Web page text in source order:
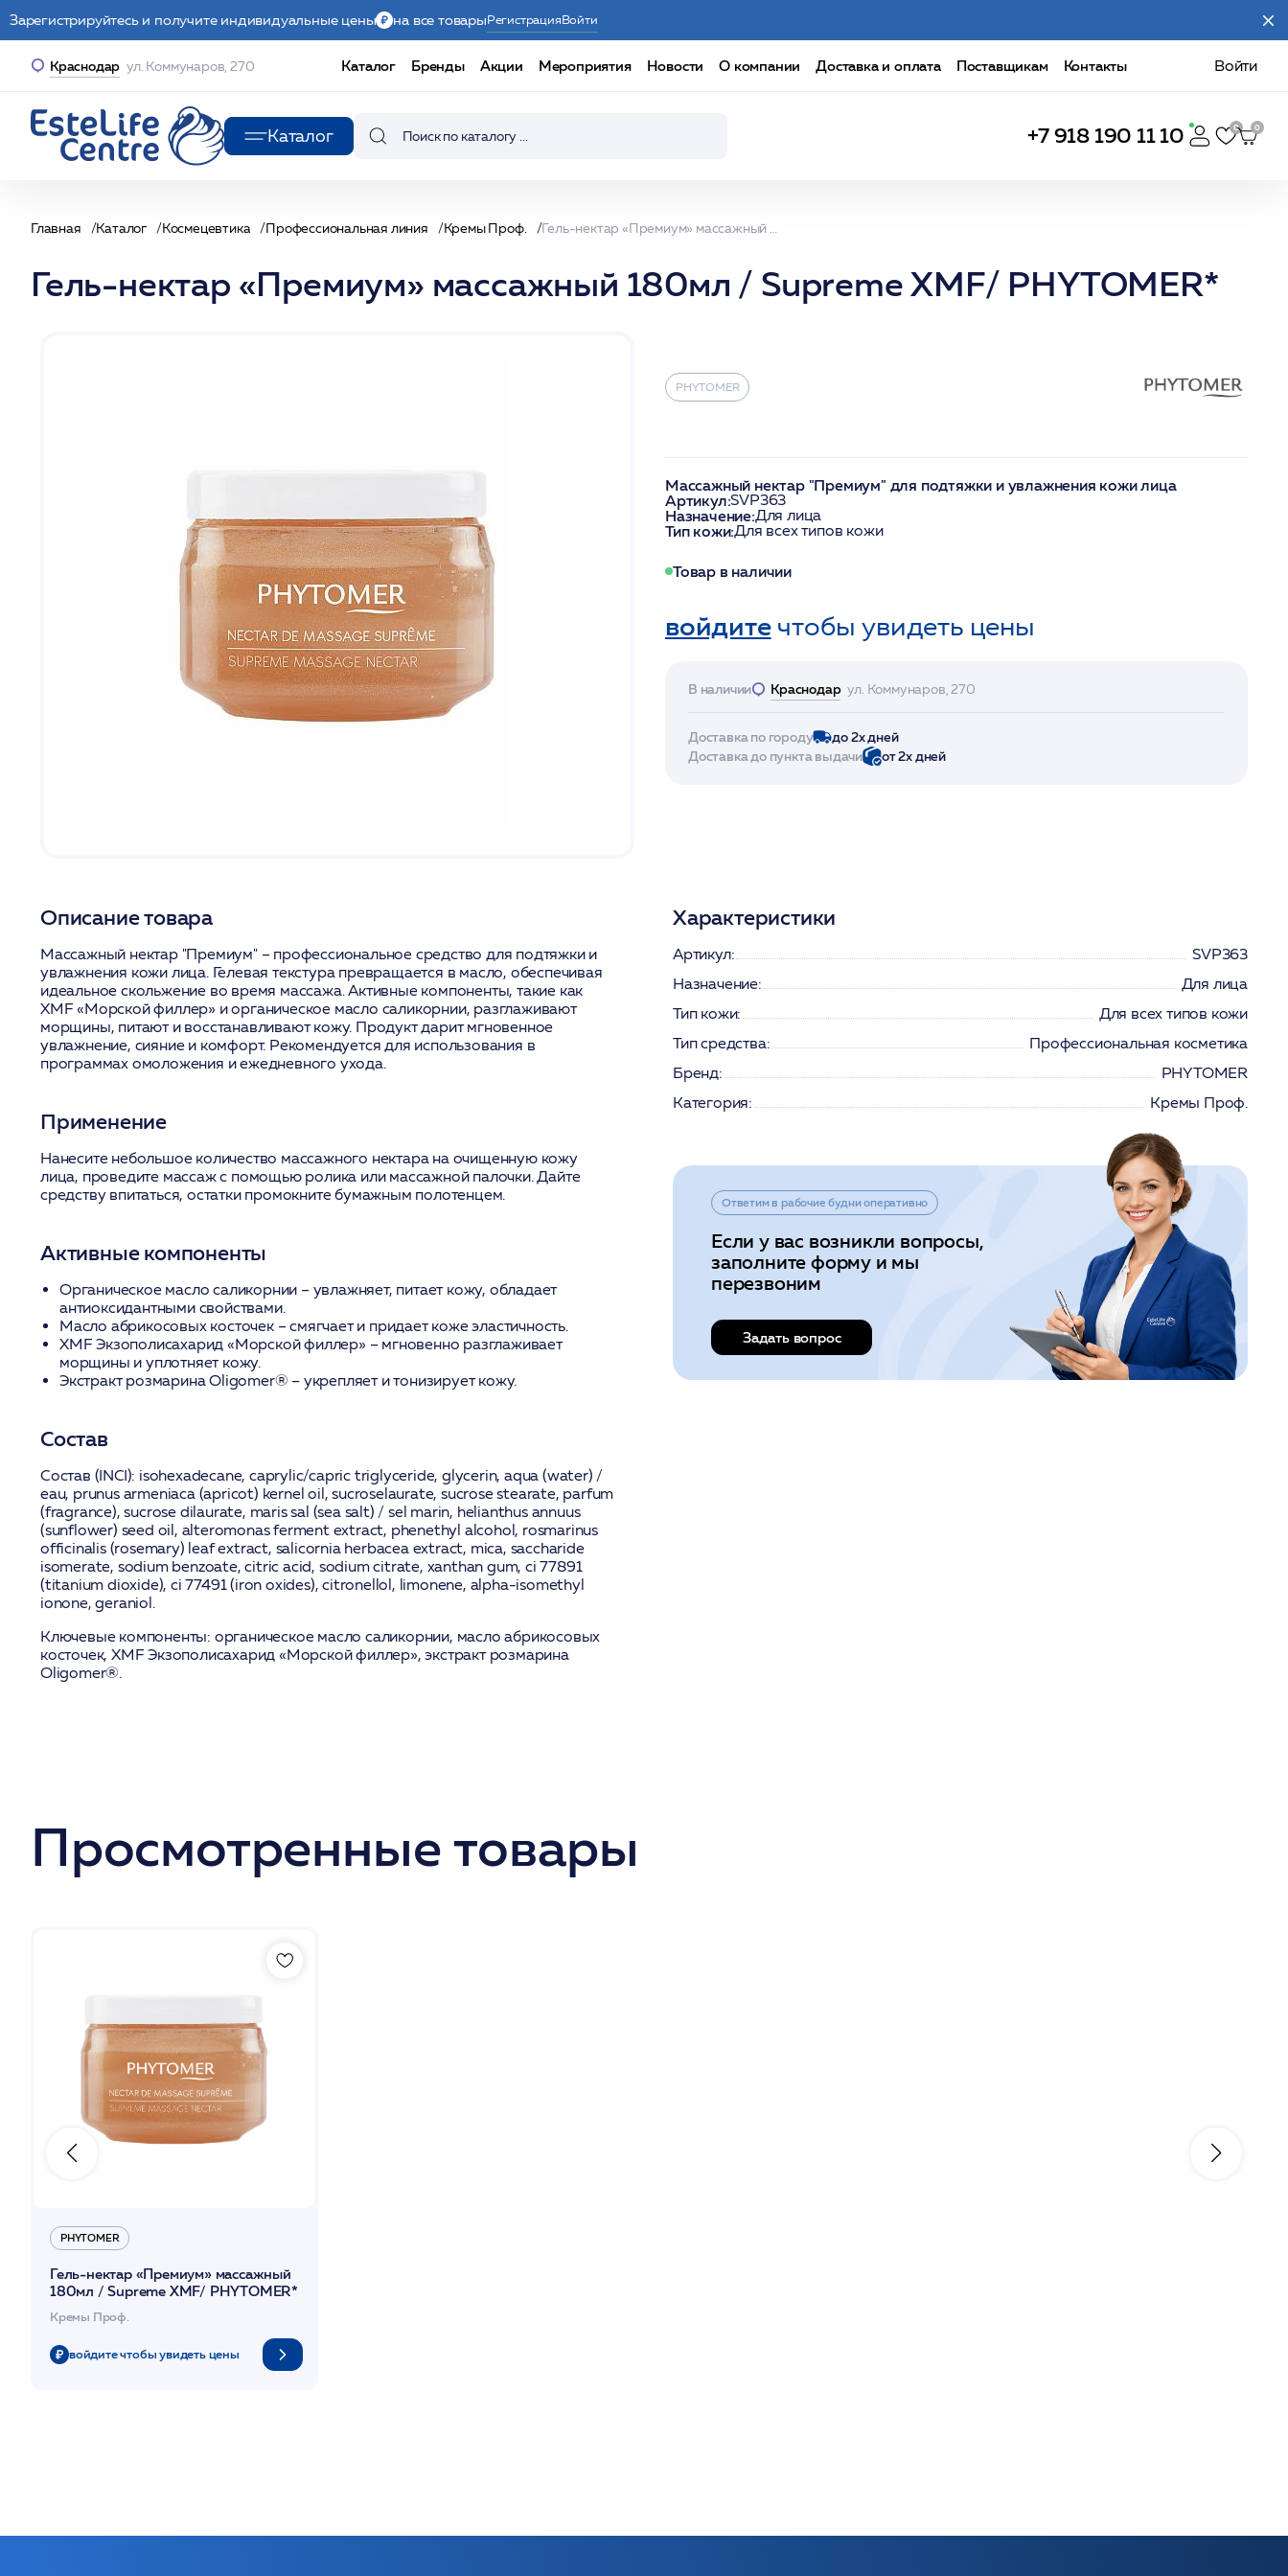
Зарегистрируйтесь и получите индивидуальные цены на все товарыРегистрацияВойти
Краснодар ул. Коммунаров, 270 Каталог Бренды Акции Мероприятия Новости О компании Доставка и оплата Поставщикам Контакты Войти
Каталог +7 918 190 11 10
Главная Каталог Космецевтика Профессиональная линия Кремы Проф.
Гель-нектар «Премиум» массажный 180мл / Supreme XMF/ PHYTOMER*
PHYTOMER
Массажный нектар "Премиум" для подтяжки и увлажнения кожи лица
Артикул:SVP363
Назначение:Для лица
Тип кожи:Для всех типов кожи
Товар в наличии
войдитечтобы увидеть цены
В наличии Краснодар ул. Коммунаров, 270
Доставка по городу
до 2х дней
Доставка до пункта выдачи
от 2х дней
Описание товара
Массажный нектар "Премиум" – профессиональное средство для подтяжки и
увлажнения кожи лица. Гелевая текстура превращается в масло, обеспечивая
идеальное скольжение во время массажа. Активные компоненты, такие как
XMF «Морской филлер» и органическое масло саликорнии, разглаживают
морщины, питают и восстанавливают кожу. Продукт дарит мгновенное
увлажнение, сияние и комфорт. Рекомендуется для использования в
программах омоложения и ежедневного ухода.
Применение
Нанесите небольшое количество массажного нектара на очищенную кожу
лица, проведите массаж с помощью ролика или массажной палочки. Дайте
средству впитаться, остатки промокните бумажным полотенцем.
Активные компоненты
Органическое масло саликорнии – увлажняет, питает кожу, обладает
антиоксидантными свойствами.
Масло абрикосовых косточек– смягчает и придает коже эластичность.
XMF Экзополисахарид «Морской филлер» – мгновенно разглаживает
морщины и уплотняет кожу.
Экстракт розмарина Oligomer® – укрепляет и тонизирует кожу.
Состав
Состав (INCI): isohexadecane, caprylic/capric triglyceride, glycerin, aqua (water) /
eau, prunus armeniaca (apricot) kernel oil, sucroselaurate, sucrose stearate, parfum
(fragrance), sucrose dilaurate, maris sal (sea salt) / sel marin, helianthus annuus
(sunflower) seed oil, alteromonas ferment extract, phenethyl alcohol, rosmarinus
officinalis (rosemary) leaf extract, salicornia herbacea extract, mica, saccharide
isomerate, sodium benzoate, citric acid, sodium citrate, xanthan gum, ci 77891
(titanium dioxide), ci 77491 (iron oxides), citronellol, limonene, alpha-isomethyl
ionone, geraniol.
Ключевые компоненты: органическое масло саликорнии, масло абрикосовых
косточек, XMF Экзополисахарид «Морской филлер», экстракт розмарина
Oligomer®.
Характеристики
Артикул:
SVP363
Назначение:
Для лица
Тип кожи:
Для всех типов кожи
Тип средства:
Профессиональная косметика
Бренд:
PHYTOMER
Категория:
Кремы Проф.
Ответим в рабочие будни оперативно
Если у вас возникли вопросы,
заполните форму и мы
перезвоним
Задать вопрос
Просмотренные товары
PHYTOMER
Гель-нектар «Премиум» массажный
180мл / Supreme XMF/ PHYTOMER*
Кремы Проф.
войдите чтобы увидеть цены